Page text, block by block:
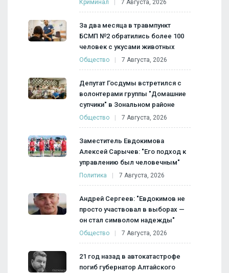
Криминал 7 Августа, 2026
За два месяца в травмпункт
БСМП №2 обратились более 100
человек с укусами животных
Общество 7 Августа, 2026
Депутат Госдумы встретился с
волонтерами группы "Домашние
супчики" в Зональном районе
Общество 7 Августа, 2026
Заместитель Евдокимова
Алексей Сарычев: "Его подход к
управлению был человечным"
Политика 7 Августа, 2026
Андрей Сергеев: "Евдокимов не
просто участвовал в выборах —
он стал символом надежды"
Общество 7 Августа, 2026
21 год назад в автокатастрофе
погиб губернатор Алтайского